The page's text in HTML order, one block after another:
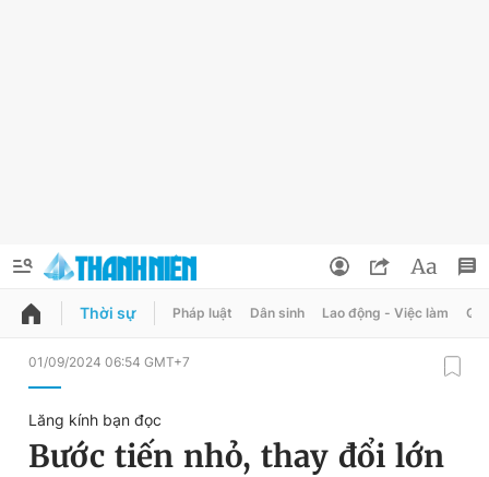
QUẢNG CÁO
Chuyên mục
Đổi mật khẩu
Thời sự Pháp luật Dân sinh Lao động - Việc làm
01/09/2024 06:54 GMT+7
Lăng kính bạn đọc
Bước tiến nhỏ, thay đổi lớn